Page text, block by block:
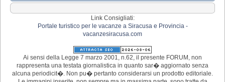
Link Consigliati:
Portale turistico per le vacanze a Siracusa e Provincia -
vacanzesiracusa.com
Ai sensi della Legge 7 marzo 2001, n.62, il presente FORUM, non
rappresenta una testata giornalistica in quanto sar� aggiornato senza
alcuna periodicit�. Non pu� pertanto considerarsi un prodotto editoriale.